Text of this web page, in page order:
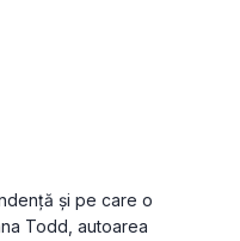
și pe care o
Todd, autoarea